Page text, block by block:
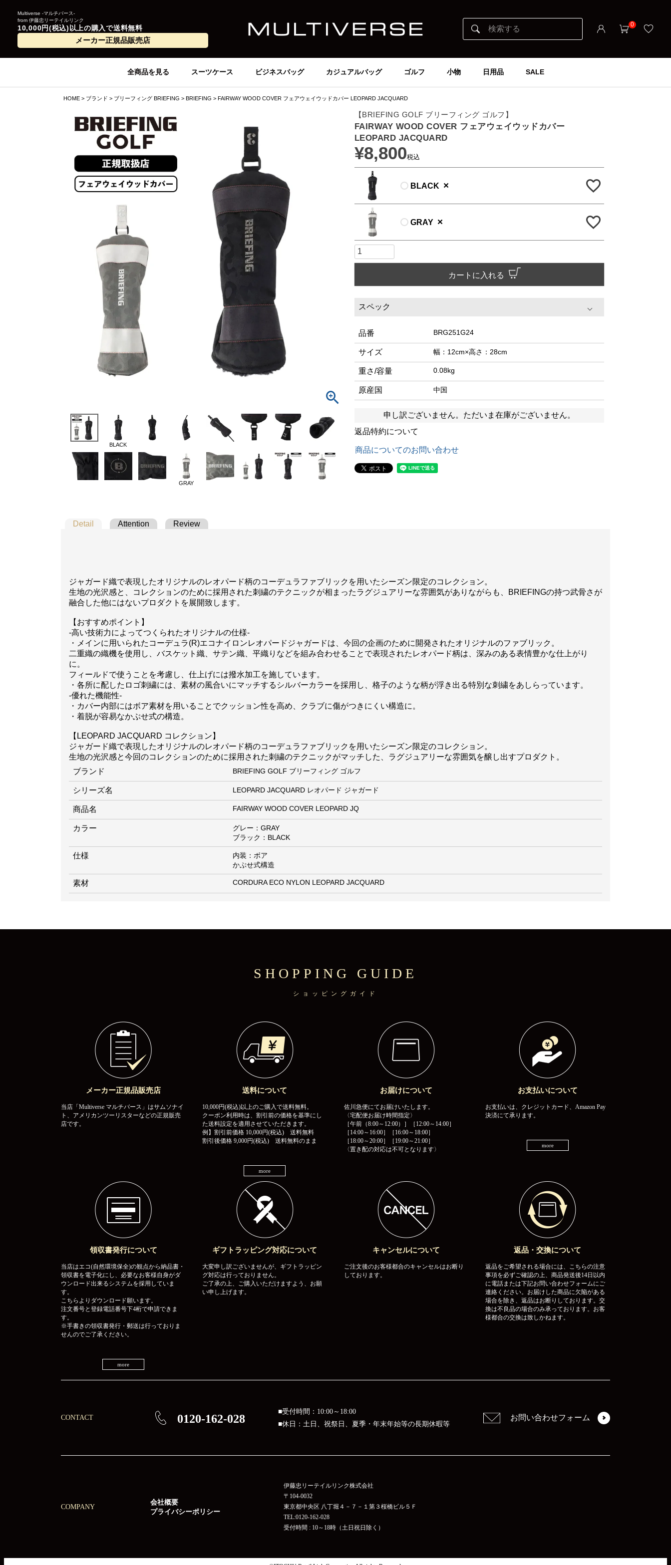
Multiverse -マルチバース-
from 伊藤忠リーテイルリンク
10,000円(税込)以上の購入で送料無料
メーカー正規品販売店
0
全商品を見る スーツケース ビジネスバッグ カジュアルバッグ ゴルフ 小物 日用品 SALE
HOME ブランド ブリーフィング BRIEFING BRIEFING FAIRWAY WOOD COVER フェアウェイウッドカバー LEOPARD JACQUARD
BLACK
GRAY
【BRIEFING GOLF ブリーフィング ゴルフ】
FAIRWAY WOOD COVER フェアウェイウッドカバー
LEOPARD JACQUARD
¥8,800税込
BLACK ×
GRAY ×
カートに入れる
スペック
品番 BRG251G24
サイズ 幅：12cm×高さ：28cm
重さ/容量 0.08kg
原産国 中国
申し訳ございません。ただいま在庫がございません。
返品特約について
商品についてのお問い合わせ
Detail Attention Review
ジャガード織で表現したオリジナルのレオパード柄のコーデュラファブリックを用いたシーズン限定のコレクション。
生地の光沢感と、コレクションのために採用された刺繍のテクニックが相まったラグジュアリーな雰囲気がありながらも、BRIEFINGの持つ武骨さが
融合した他にはないプロダクトを展開致します。
【おすすめポイント】
-高い技術力によってつくられたオリジナルの仕様-
・メインに用いられたコーデュラ(R)エコナイロンレオパードジャガードは、今回の企画のために開発されたオリジナルのファブリック。
二重織の織機を使用し、バスケット織、サテン織、平織りなどを組み合わせることで表現されたレオパード柄は、深みのある表情豊かな仕上がり
に。
フィールドで使うことを考慮し、仕上げには撥水加工を施しています。
・各所に配したロゴ刺繍には、素材の風合いにマッチするシルバーカラーを採用し、格子のような柄が浮き出る特別な刺繍をあしらっています。
-優れた機能性-
・カバー内部にはボア素材を用いることでクッション性を高め、クラブに傷がつきにくい構造に。
・着脱が容易なかぶせ式の構造。
【LEOPARD JACQUARD コレクション】
ジャガード織で表現したオリジナルのレオパード柄のコーデュラファブリックを用いたシーズン限定のコレクション。
生地の光沢感と今回のコレクションのために採用された刺繍のテクニックがマッチした、ラグジュアリーな雰囲気を醸し出すプロダクト。
ブランド
BRIEFING GOLF ブリーフィング ゴルフ
シリーズ名 LEOPARD JACQUARD レオパード ジャガード
商品名 FAIRWAY WOOD COVER LEOPARD JQ
カラー
グレー：GRAY
ブラック：BLACK
仕様
内装：ボア
かぶせ式構造
素材 CORDURA ECO NYLON LEOPARD JACQUARD
SHOPPING GUIDE
ショッピングガイド
メーカー正規品販売店
当店「Multiverse マルチバース」はサムソナイ
ト、アメリカンツーリスターなどの正規販売
店です。
送料について
10,000円(税込)以上のご購入で送料無料。
クーポン利用時は、割引前の価格を基準にし
た送料設定を適用させていただきます。
例】割引前価格 10,000円(税込) 送料無料
割引後価格 9,000円(税込) 送料無料のまま
more
お届けについて
佐川急便にてお届けいたします。
〈宅配便お届け時間指定〉
［午前（8:00～12:00）］［12:00～14:00］
［14:00～16:00］［16:00～18:00］
［18:00～20:00］［19:00～21:00］
〈置き配の対応は不可となります〉
お支払いについて
お支払いは、クレジットカード、Amazon Pay
決済にて承ります。
more
領収書発行について
当店はエコ(自然環境保全)の観点から納品書・
領収書を電子化にし、必要なお客様自身がダ
ウンロード出来るシステムを採用していま
す。
こちらよりダウンロード願います。
注文番号と登録電話番号下4桁で申請できま
す。
※手書きの領収書発行・郵送は行っておりま
せんのでご了承ください。
more
ギフトラッピング対応について
大変申し訳ございませんが、ギフトラッピン
グ対応は行っておりません。
ご了承の上、ご購入いただけますよう、お願
い申し上げます。
キャンセルについて
ご注文後のお客様都合のキャンセルはお断り
しております。
返品・交換について
返品をご希望される場合には、こちらの注意
事項を必ずご確認の上、商品発送後14日以内
に電話または下記お問い合わせフォームにご
連絡ください。お届けした商品に欠陥がある
場合を除き、返品はお断りしております。交
換は不良品の場合のみ承っております。お客
様都合の交換は致しかねます。
CONTACT 0120-162-028
■受付時間：10:00～18:00
■休日：土日、祝祭日、夏季・年末年始等の長期休暇等
お問い合わせフォーム
COMPANY
会社概要
プライバシーポリシー
伊藤忠リーテイルリンク株式会社
〒104-0032
東京都中央区 八丁堀４－７－１第３桜橋ビル５Ｆ
TEL:0120-162-028
受付時間 : 10～18時（土日祝日除く）